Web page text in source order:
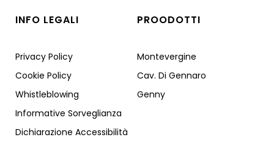
PROODOTTI
Montevergine
Cav. Di Gennaro
Genny
INFO LEGALI
Privacy Policy
Cookie Policy
Whistleblowing
Informative Sorveglianza
Dichiarazione Accessibilità